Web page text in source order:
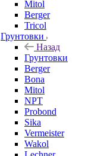
Mitol
Berger
Tricol
Грунтовки
Назад
Грунтовки
Berger
Bona
Mitol
NPT
Probond
Sika
Vermeister
Wakol